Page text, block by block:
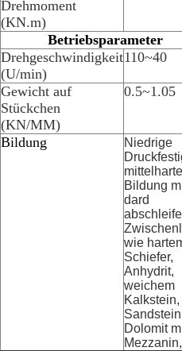
Drehmoment
(KN.m)
Betriebsparameter
Drehgeschwindigkeit
(U/min)
110~40
Gewicht auf
Stückchen
(KN/MM)
0.5~1.05
Bildung
Niedrige
mittelharte
Bildung
dard
wie
Schiefer,
Anhydrit,
weichem
Kalkstein,
Dolomit